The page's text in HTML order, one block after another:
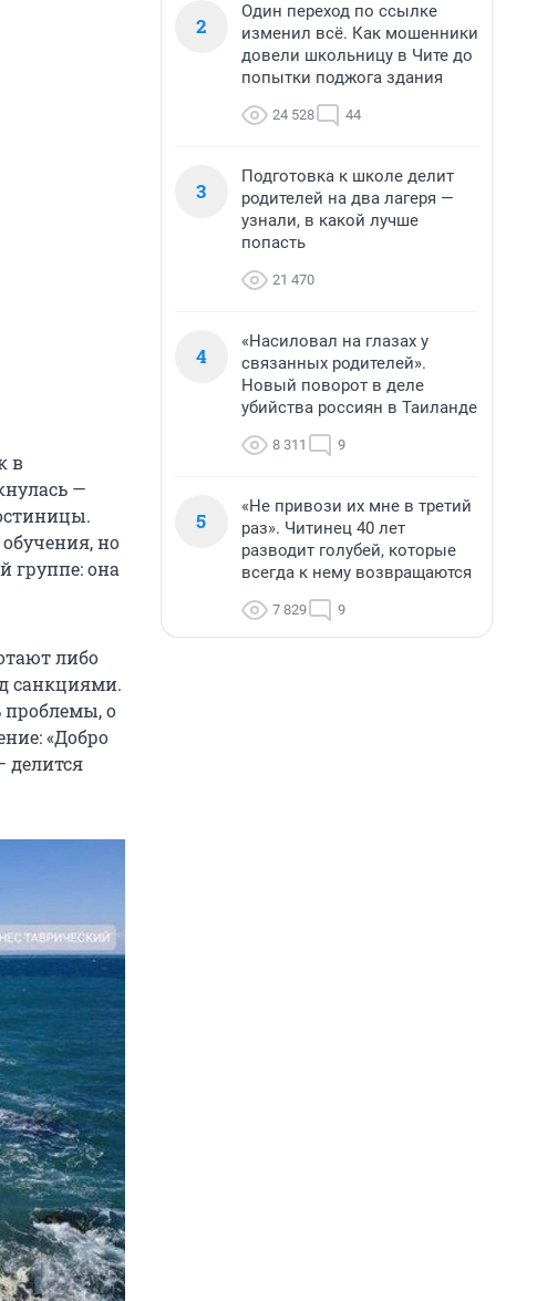
в
—
но
группе: она
либо
санкциями.
проблемы, о
«Добро
делится
2
Один переход по ссылке
изменил всё. Как мошенники
довели школьницу в Чите до
попытки поджога здания
24 528 44
3
Подготовка к школе делит
родителей на два лагеря —
узнали, в какой лучше
попасть
21 470
4
«Насиловал на глазах у
связанных родителей».
Новый поворот в деле
убийства россиян в Таиланде
8 311 9
5
«Не привози их мне в третий
раз». Читинец 40 лет
разводит голубей, которые
всегда к нему возвращаются
7 829 9